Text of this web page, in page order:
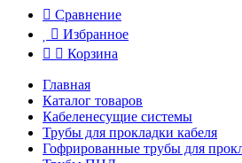
Сравнение
Избранное
Корзина
Главная
Каталог товаров
Кабеленесущие системы
Трубы для прокладки кабеля
Гофрированные трубы для